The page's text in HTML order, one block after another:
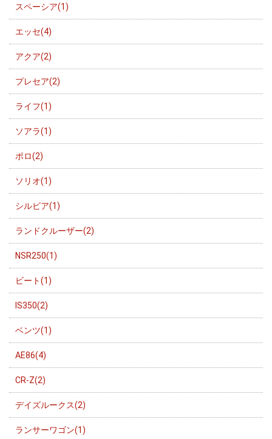
スペーシア(1)
エッセ(4)
アクア(2)
プレセア(2)
ライフ(1)
ソアラ(1)
ポロ(2)
ソリオ(1)
シルビア(1)
ランドクルーザー(2)
NSR250(1)
ビート(1)
IS350(2)
ベンツ(1)
AE86(4)
CR-Z(2)
デイズルークス(2)
ランサーワゴン(1)